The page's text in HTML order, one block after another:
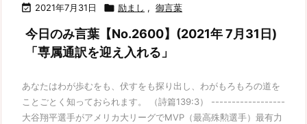
 2021年7月31日  励まし , 御言葉
今日のみ言葉【No.2600】(2021年 7月31日)
「専属通訳を迎え入れる」
あなたはわが歩むをも、伏すをも探り出し、わがもろもろの道を
ことごとく知っておられます。 （詩篇139:3） ------------------
大谷翔平選手がアメリカ大リーグでMVP（最高殊勲選手）最有力